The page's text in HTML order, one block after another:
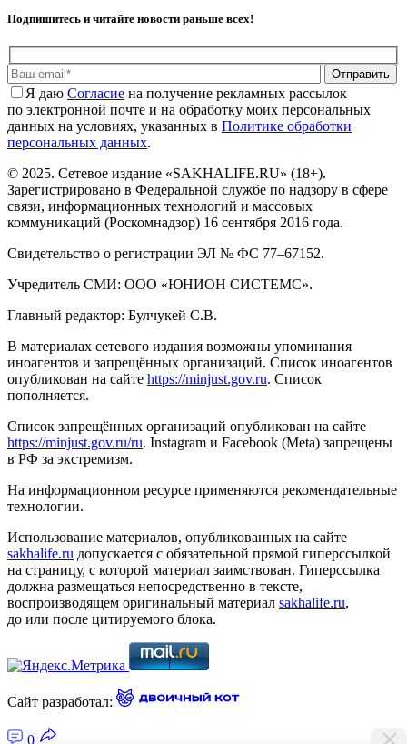
Подпишитесь и читайте новости раньше всех!
Отправить
Я даю Cогласие на получение рекламных рассылок
по электронной почте и на обработку моих персональных
данных на условиях, указанных в Политике обработки
персональных данных.
© 2025. Сетевое издание «SAKHALIFE.RU» (18+).
Зарегистрировано в Федеральной службе по надзору в сфере
связи, информационных технологий и массовых
коммуникаций (Роскомнадзор) 16 сентября 2016 года.
Свидетельство о регистрации ЭЛ № ФС 77–67152.
Учредитель СМИ: ООО «ЮНИОН СИСТЕМС».
Главный редактор: Булчукей С.В.
В материалах сетевого издания возможны упоминания
иноагентов и запрещённых организаций. Список иноагентов
опубликован на сайте https://minjust.gov.ru. Список
пополняется.
Список запрещённых организаций опубликован на сайте
https://minjust.gov.ru/ru. Instagram и Facebook (Metа) запрещены
в РФ за экстремизм.
На информационном ресурсе применяются рекомендательные
технологии.
Использование материалов, опубликованных на сайте
sakhalife.ru допускается с обязательной прямой гиперссылкой
на страницу, с которой материал заимствован. Гиперссылка
должна размещаться непосредственно в тексте,
воспроизводящем оригинальный материал sakhalife.ru,
до или после цитируемого блока.
Сайт разработал:
0